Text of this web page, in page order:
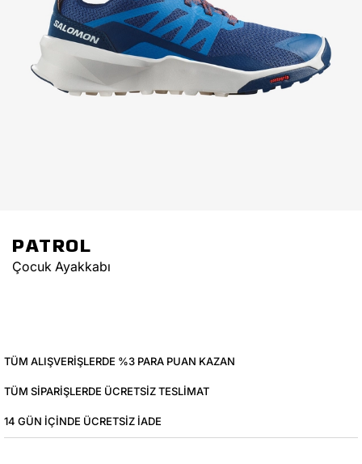
PATROL
Çocuk Ayakkabı
TÜM ALIŞVERIŞLERDE %3 PARA PUAN KAZAN
TÜM SIPARIŞLERDE ÜCRETSIZ TESLIMAT
14 GÜN IÇINDE ÜCRETSIZ IADE